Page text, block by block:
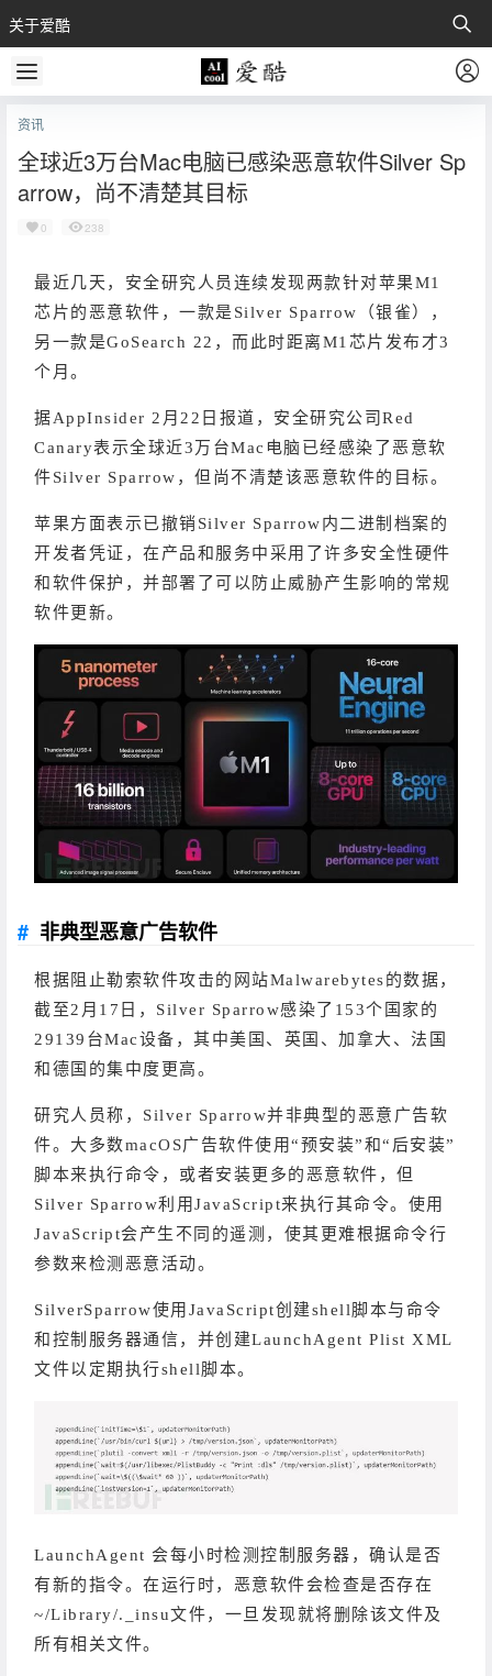
关于爱酷
资讯
全球近3万台Mac电脑已感染恶意软件Silver Sp
arrow，尚不清楚其目标
0 238
最近几天，安全研究人员连续发现两款针对苹果M1
芯片的恶意软件，一款是Silver Sparrow（银雀），
另一款是GoSearch 22，而此时距离M1芯片发布才3
个月。
据AppInsider 2月22日报道，安全研究公司Red
Canary表示全球近3万台Mac电脑已经感染了恶意软
件Silver Sparrow，但尚不清楚该恶意软件的目标。
苹果方面表示已撤销Silver Sparrow内二进制档案的
开发者凭证，在产品和服务中采用了许多安全性硬件
和软件保护，并部署了可以防止威胁产生影响的常规
软件更新。
非典型恶意广告软件
根据阻止勒索软件攻击的网站Malwarebytes的数据，
截至2月17日，Silver Sparrow感染了153个国家的
29139台Mac设备，其中美国、英国、加拿大、法国
和德国的集中度更高。
研究人员称，Silver Sparrow并非典型的恶意广告软
件。大多数macOS广告软件使用“预安装”和“后安装”
脚本来执行命令，或者安装更多的恶意软件，但
Silver Sparrow利用JavaScript来执行其命令。使用
JavaScript会产生不同的遥测，使其更难根据命令行
参数来检测恶意活动。
SilverSparrow使用JavaScript创建shell脚本与命令
和控制服务器通信，并创建LaunchAgent Plist XML
文件以定期执行shell脚本。
LaunchAgent 会每小时检测控制服务器，确认是否
有新的指令。在运行时，恶意软件会检查是否存在
~/Library/._insu文件，一旦发现就将删除该文件及
所有相关文件。